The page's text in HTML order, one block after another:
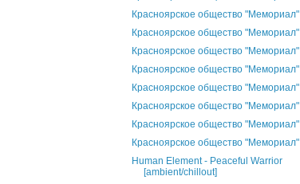
Красноярское общество "Мемориал"
Красноярское общество "Мемориал"
Красноярское общество "Мемориал"
Красноярское общество "Мемориал"
Красноярское общество "Мемориал"
Красноярское общество "Мемориал"
Красноярское общество "Мемориал"
Красноярское общество "Мемориал"
Human Element - Peaceful Warrior
[ambient/chillout]